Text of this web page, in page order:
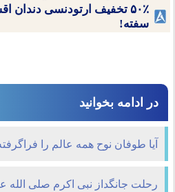
۵۰٪ تخفیف ارتودنسی دندان
سفته!
در ادامه بخوانید
آيا طوفان نوح همه عالم را
رحلت جانگداز نبی اکرم صلی الله